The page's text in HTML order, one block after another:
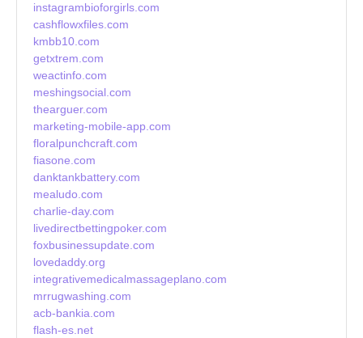
instagrambioforgirls.com
cashflowxfiles.com
kmbb10.com
getxtrem.com
weactinfo.com
meshingsocial.com
thearguer.com
marketing-mobile-app.com
floralpunchcraft.com
fiasone.com
danktankbattery.com
mealudo.com
charlie-day.com
livedirectbettingpoker.com
foxbusinessupdate.com
lovedaddy.org
integrativemedicalmassageplano.com
mrrugwashing.com
acb-bankia.com
flash-es.net